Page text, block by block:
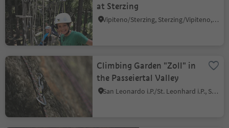
at Sterzing
Vipiteno/Sterzing, Sterzing/Vipiteno, Sterzing/Vipiteno and environs
Climbing Garden "Zoll" in
the Passeiertal Valley
San Leonardo i.P./St. Leonhard i.P., St.Leonhard in Passeier/San Leonardo in Passiria, Meran/Merano and environs